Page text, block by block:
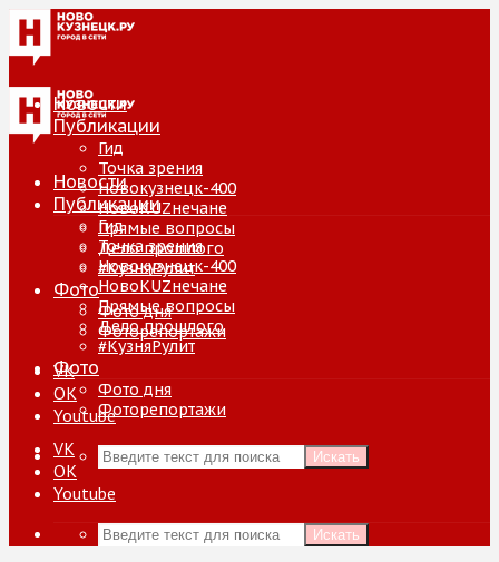
Новости
Публикации
Гид
Точка зрения
Новокузнецк-400
НовоKUZнечане
Прямые вопросы
Дело прошлого
#КузняРулит
Фото
Фото дня
Фоторепортажи
VK
ОК
Youtube
Искать
Новости
Публикации
Гид
Точка зрения
Новокузнецк-400
НовоKUZнечане
Прямые вопросы
Дело прошлого
#КузняРулит
Фото
Фото дня
Фоторепортажи
VK
ОК
Youtube
Искать